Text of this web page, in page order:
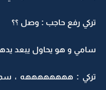
تركي رفع حاجب : وصل ؟؟
سامي و هو يحاول يبعد
تركي : ههههههههه ،